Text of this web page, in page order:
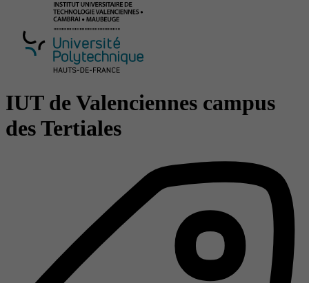
IUT de Valenciennes campus
des Tertiales